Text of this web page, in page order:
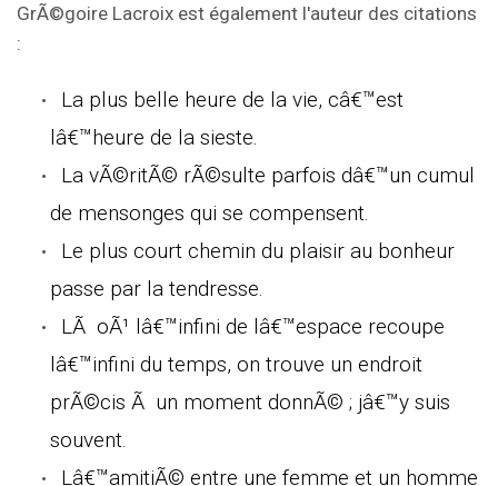
GrÃ©goire Lacroix est également l'auteur des citations
:
La plus belle heure de la vie, câ€™est
lâ€™heure de la sieste.
La vÃ©ritÃ© rÃ©sulte parfois dâ€™un cumul
de mensonges qui se compensent.
Le plus court chemin du plaisir au bonheur
passe par la tendresse.
LÃ oÃ¹ lâ€™infini de lâ€™espace recoupe
lâ€™infini du temps, on trouve un endroit
prÃ©cis Ã un moment donnÃ© ; jâ€™y suis
souvent.
Lâ€™amitiÃ© entre une femme et un homme